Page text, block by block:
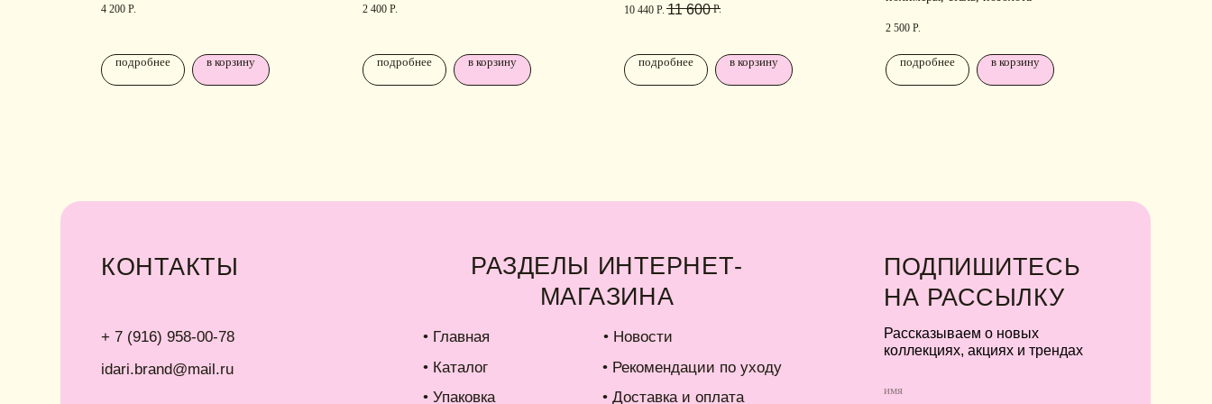
4 200 Р.
подробнее в корзину
2 400 Р.
подробнее в корзину
10 440 Р. 11 600 Р.
подробнее в корзину
2 500 Р.
подробнее в корзину
Сайт разработан Digital-Step
рассылки
подписаться
• Обмен и возврат
• Доставка и оплата
• Упаковка
• Об IDARI
Instagram принадлежит компании Meta,
признанной экстремистской в РФ